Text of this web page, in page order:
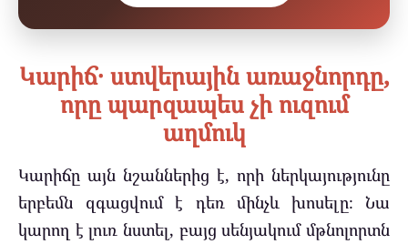
Կարիճ․ ստվերային առաջնորդը,
որը պարզապես չի ուզում
աղմուկ
Կարիճը այն նշաններից է, որի ներկայությունը
երբեմն զգացվում է դեռ մինչև խոսելը։ Նա
կարող է լուռ նստել, բայց սենյակում մթնոլորտն